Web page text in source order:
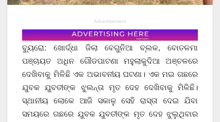
Advertisement
ବ୍ୟୁରୋ: ଖୋର୍ଦ୍ଧା ଜିଲା ବେଗୁନିଆ ବ୍ଲକ, ବୋତଳମା
ପଞ୍ଚାୟତ ଅଧିନ ଗୌଡପାଟଣା ମହୁଲାକୁଦିଆ ଅଞ୍ଚଳରେ
ଦେଖିବାକୁ ମିଳିଛି ଏକ ଅଭାବନୀୟ ଘଟଣା। ଏକ ମଇ ଗଛରେ
ଯୁବକ ଯୁବତୀଙ୍କ ଝୁଲନ୍ତା ମୃତ ଦେହ ଦେଖିବାକୁ ମିଳିଛି।
ସ୍ଥାନୀୟ ଲୋକେ ଆଜି ସକାଳୁ ସେହି ରାସ୍ତା ଦେଇ ଯିବା
ସମୟରେ ଗଛରେ ଯୁବକ ଯୁବତୀଙ୍କ ମୃତ ଦେହ ଝୁଲୁଥିବାର